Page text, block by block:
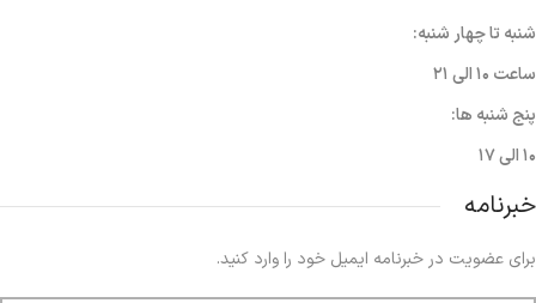
شنبه تا چهار شنبه:
ساعت ۱۰ الی ۲۱
پنج شنبه ها:
۱۰ الی ۱۷
خبرنامه
برای عضویت در خبرنامه ایمیل خود را وارد کنید.